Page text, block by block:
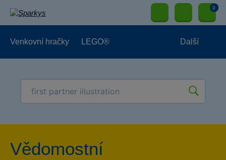
0
Venkovní hračky LEGO® Další
Vědomostní